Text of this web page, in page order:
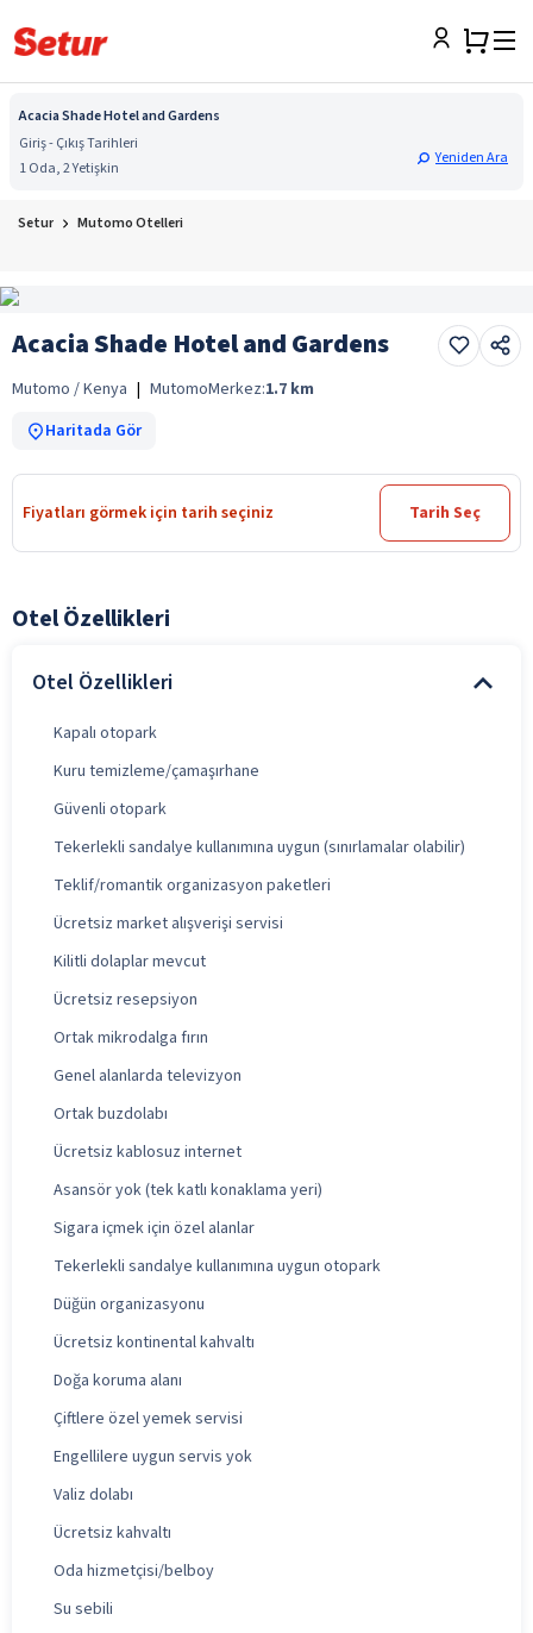
Acacia Shade Hotel and Gardens
Giriş - Çıkış Tarihleri
1 Oda, 2 Yetişkin
Yeniden Ara
Setur Mutomo Otelleri
Acacia Shade Hotel and Gardens
Mutomo / Kenya | MutomoMerkez:1.7 km
Haritada Gör
Fiyatları görmek için tarih seçiniz Tarih Seç
Otel Özellikleri
Otel Özellikleri
Kapalı otopark
Kuru temizleme/çamaşırhane
Güvenli otopark
Tekerlekli sandalye kullanımına uygun (sınırlamalar olabilir)
Teklif/romantik organizasyon paketleri
Ücretsiz market alışverişi servisi
Kilitli dolaplar mevcut
Ücretsiz resepsiyon
Ortak mikrodalga fırın
Genel alanlarda televizyon
Ortak buzdolabı
Ücretsiz kablosuz internet
Asansör yok (tek katlı konaklama yeri)
Sigara içmek için özel alanlar
Tekerlekli sandalye kullanımına uygun otopark
Düğün organizasyonu
Ücretsiz kontinental kahvaltı
Doğa koruma alanı
Çiftlere özel yemek servisi
Engellilere uygun servis yok
Valiz dolabı
Ücretsiz kahvaltı
Oda hizmetçisi/belboy
Su sebili